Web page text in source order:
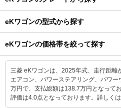
eKワゴンの型式から探す
eKワゴンの価格帯を絞って探す
三菱 eKワゴンは、2025年式、走行距離
エアコン、パワーステアリング、パワ
万円で、支払総額は138.7万円となって
評価は4.0点となっております。 詳しく